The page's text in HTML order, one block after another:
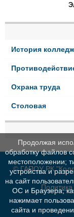
История
Охрана труда
Столовая
© ГАПОУ РК
Продолжая
обработку файлов
местоположении;
устройства и
на сайт
ОС и Браузера;
нажимает
сайта и